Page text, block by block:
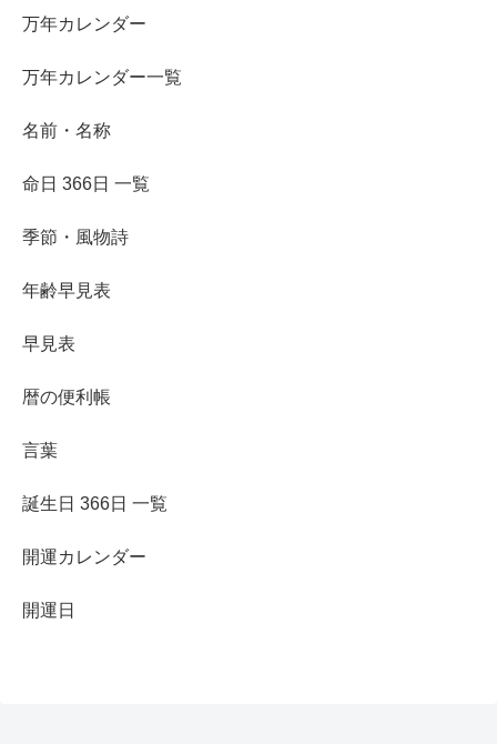
万年カレンダー
万年カレンダー一覧
名前・名称
命日 366日 一覧
季節・風物詩
年齢早見表
早見表
暦の便利帳
言葉
誕生日 366日 一覧
開運カレンダー
開運日